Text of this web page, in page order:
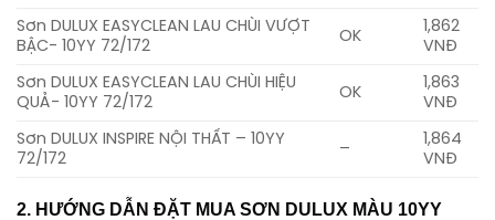
Sơn DULUX EASYCLEAN LAU CHÙI VƯỢT
BẬC- 10YY 72/172
OK
1,862
VNĐ
Sơn DULUX EASYCLEAN LAU CHÙI HIỆU
QUẢ- 10YY 72/172
OK
1,863
VNĐ
Sơn DULUX INSPIRE NỘI THẤT – 10YY
72/172
–
1,864
VNĐ
2. HƯỚNG DẪN ĐẶT MUA SƠN DULUX MÀU 10YY